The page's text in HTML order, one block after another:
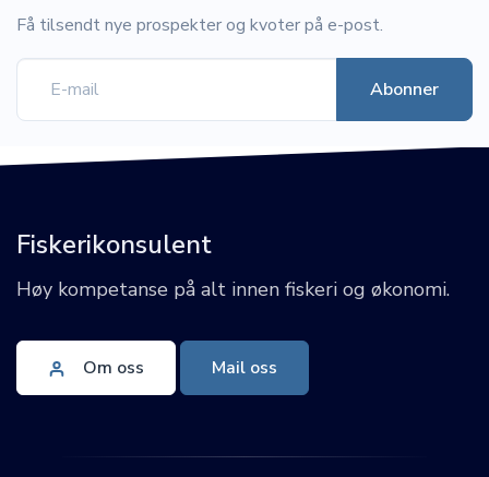
Få tilsendt nye prospekter og kvoter på e-post.
Fiskerikonsulent
Høy kompetanse på alt innen fiskeri og økonomi.
Om oss Mail oss